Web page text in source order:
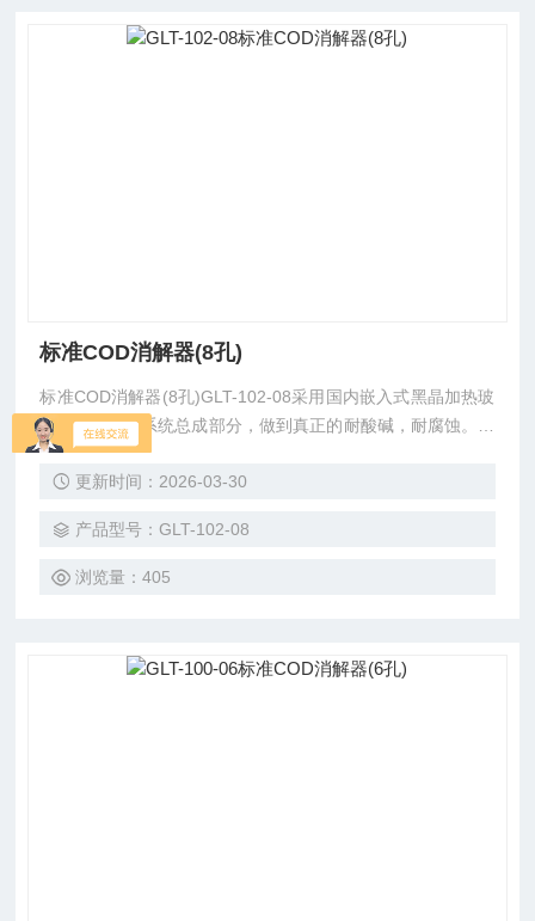
标准COD消解器(8孔)
标准COD消解器(8孔)GLT-102-08采用国内嵌入式黑晶加热玻
璃作为其加热系统总成部分，做到真正的耐酸碱，耐腐蚀。黑
晶加热玻璃升温快热能利用率高，表面各区域加热平衡，加热
停止后降温速度快等优点。
更新时间：2026-03-30
产品型号：GLT-102-08
浏览量：405